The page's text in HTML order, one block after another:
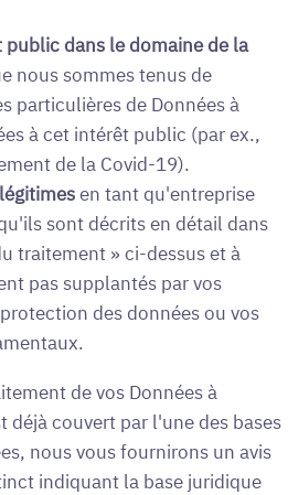
public dans le domaine de la
noussommes tenus de
particulières de Données à
à cet intérêt public (par ex.,
de la Covid-19).
en tant qu'entreprise
sont décrits en détail dans
traitement » ci-dessus et à
pas supplantés par vos
des données ou vos
de vos Données à
déjà couvert par l'une des bases
nous vous fournirons un avis
indiquant la base juridique